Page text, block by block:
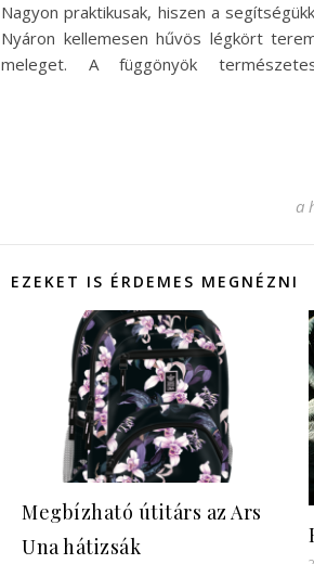
Nagyon praktikusak, hiszen a
Nyáron kellemesen hűvös légkört
meleget. A függönyök
a
EZEKET IS ÉRDEMES MEGNÉZNI
Megbízható útitárs az Ars
Una hátizsák